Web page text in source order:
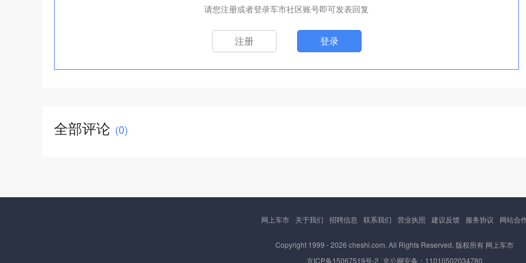
请您注册或者登录车市社区账号即可发表回复
注册 登录
全部评论 (0)
网上车市 关于我们 招聘信息 联系我们 营业执照 建议反馈 服务协议 网站合
Copyright 1999 -2026 cheshi.com. All Rights Reserved. 版权所有 网上车市
京ICP备15067519号-2 京公网安备：11010502034780